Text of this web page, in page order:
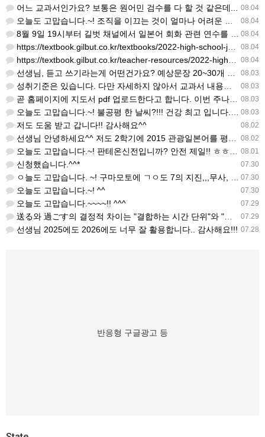
08.04
어느 교과서인가요? 보통은 원어민 검수를 다 할 것 같은데...
08.04
오늘도 고맙습니다.~! 조직을 이끄는 것이 얼마나 어려운 일일까요? 우선 봉사하는 마음이 필요!!! 감사해요…
08.04
8월 9일 19시부터 길벗 채널에서 일본어 회화 관련 연수를 저작 직강으로 한다고 합니다. 많이 도움이 되실…
08.04
https://textbook.gilbut.co.kr/textbooks/2022-high-school-jap…
08.04
https://textbook.gilbut.co.kr/teacher-resources/2022-high-sc…
08.03
선생님, 듣고 쓰기라는게 어떤건가요? 예상문장 20~30개 중 몇개를 틀어주고 들리는대로 쓰는 건가요? 자세…
08.03
성취기준은 있습니다. 다만 자세하지 않아서 교과서 내용에 맞게 좀 더 구체적으로 재구조화를 하신 선생님이 계…
08.03
곧 홈페이지에 지도서 pdf 업로드한다고 합니다. 이번 주나 다음 주에 e-book 기반 전자저작물도 업로드…
08.03
오늘도 고맙습니다.~! 불공평 한 날씨?!!! 건강 최고 입니다. ^^
08.02
저도 도움 받고 갑니다!! 감사해요^^
08.02
선생님 안녕하세요^^ 저도 2학기에 2015 관광일본어를 평가계획을 세우려고 하는데. ..아무리 찾아도 없어…
08.01
오늘도 고맙습니다.~! 판테온신전입니까? 안전 제일!! ㅎㅎ 감사해요. ^^
07.30
신청했습니다.^^*
07.30
ㅇ늘도 고맙습니다. ~! 구마모토에 ㄱㅇ도 7의 지진,,,무사, 안전을 기도 합니다. 감사해요...
07.30
오늘도 고맙습니다.~! ^^
07.29
오늘도 고맙습니다.~~~~!! ^^^
07.29
送る와 過ごす의 결정적 차이는 "결합하는 시간 단위"와 "묘사 대상"입니다. 過ごす 하루, 오후, 주말, 휴…
07.28
선생님 2025에도 2026에도 너무 잘 활용합니다.. 감사해요!!!
반응형 구글광고 등